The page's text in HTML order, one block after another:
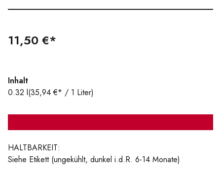
11,50 €*
Inhalt
0.32 l(35,94 €* / 1 Liter)
HALTBARKEIT:
Siehe Etikett (ungekühlt, dunkel i.d.R. 6-14 Monate)